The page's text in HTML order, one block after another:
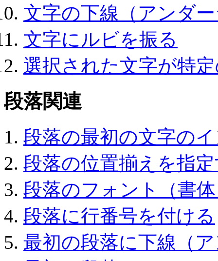
文字の下線（アンダ
文字にルビを振る
選択された文字が特
段落関連
段落の最初の文字の
段落の位置揃えを指
段落のフォント（書
段落に行番号を付ける
最初の段落に下線（